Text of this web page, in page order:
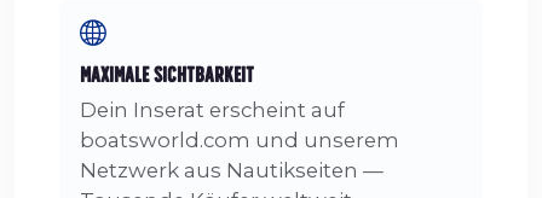
Maximale Sichtbarkeit
Dein Inserat erscheint auf
boatsworld.com und unserem
Netzwerk aus Nautikseiten —